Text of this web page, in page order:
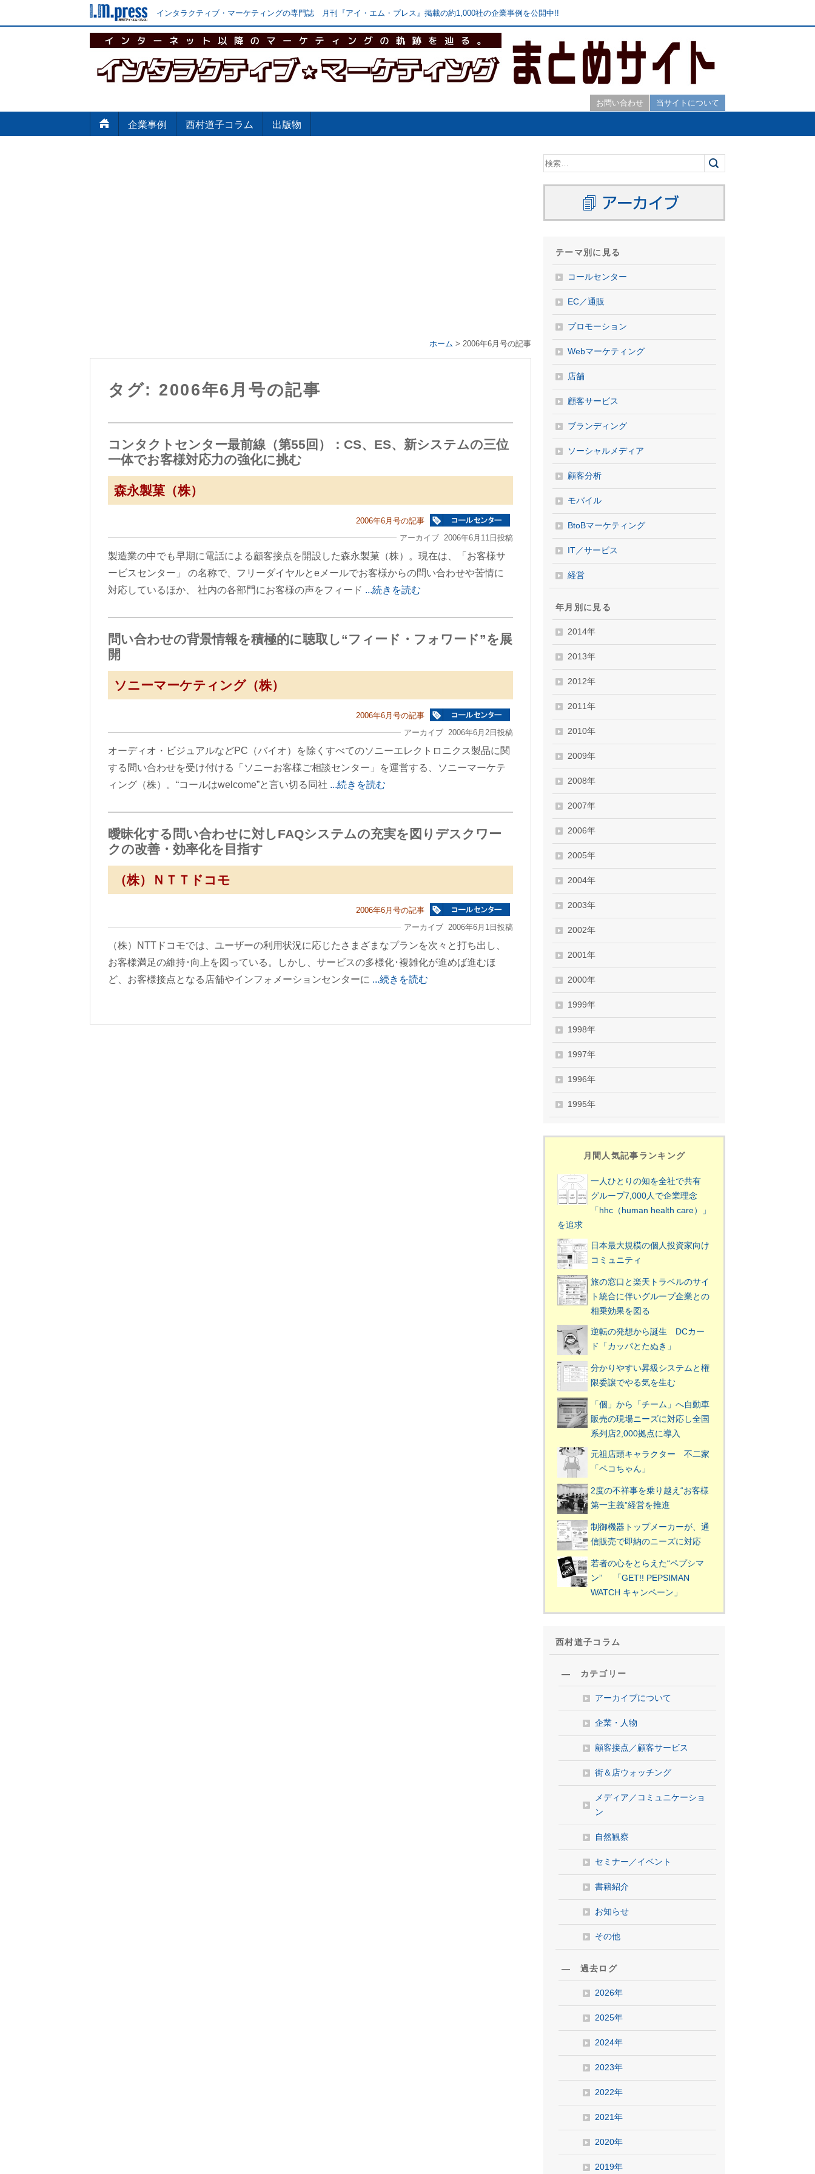
インタラクティブ・マーケティングの専門誌 月刊『アイ・エム・プレス』掲載の約1,000社の企業事例を公開中!!
お問い合わせ 当サイトについて
企業事例 西村道子コラム 出版物
ホーム > 2006年6月号の記事
タグ: 2006年6月号の記事
コンタクトセンター最前線（第55回）：CS、ES、新システムの三位
一体でお客様対応力の強化に挑む
森永製菓（株）
2006年6月号の記事
アーカイブ 2006年6月11日投稿
製造業の中でも早期に電話による顧客接点を開設した森永製菓（株）。現在は、「お客様サ
ービスセンター」 の名称で、フリーダイヤルとeメールでお客様からの問い合わせや苦情に
対応しているほか、 社内の各部門にお客様の声をフィード ...続きを読む
問い合わせの背景情報を積極的に聴取し“フィード・フォワード”を展
開
ソニーマーケティング（株）
2006年6月号の記事
アーカイブ 2006年6月2日投稿
オーディオ・ビジュアルなどPC（バイオ）を除くすべてのソニーエレクトロニクス製品に関
する問い合わせを受け付ける「ソニーお客様ご相談センター」を運営する、ソニーマーケテ
ィング（株）。“コールはwelcome”と言い切る同社 ...続きを読む
曖昧化する問い合わせに対しFAQシステムの充実を図りデスクワー
クの改善・効率化を目指す
（株）ＮＴＴドコモ
2006年6月号の記事
アーカイブ 2006年6月1日投稿
（株）NTTドコモでは、ユーザーの利用状況に応じたさまざまなプランを次々と打ち出し、
お客様満足の維持･向上を図っている。しかし、サービスの多様化･複雑化が進めば進むほ
ど、お客様接点となる店舗やインフォメーションセンターに ...続きを読む
テーマ別に見る
コールセンター
EC／通販
プロモーション
Webマーケティング
店舗
顧客サービス
ブランディング
ソーシャルメディア
顧客分析
モバイル
BtoBマーケティング
IT／サービス
経営
年月別に見る
2014年
2013年
2012年
2011年
2010年
2009年
2008年
2007年
2006年
2005年
2004年
2003年
2002年
2001年
2000年
1999年
1998年
1997年
1996年
1995年
月間人気記事ランキング
一人ひとりの知を全社で共有
グループ7,000人で企業理念
「hhc（human health care）」
を追求
日本最大規模の個人投資家向け
コミュニティ
旅の窓口と楽天トラベルのサイ
ト統合に伴いグループ企業との
相乗効果を図る
逆転の発想から誕生 DCカー
ド「カッパとたぬき」
分かりやすい昇級システムと権
限委譲でやる気を生む
「個」から「チーム」へ自動車
販売の現場ニーズに対応し全国
系列店2,000拠点に導入
元祖店頭キャラクター 不二家
「ペコちゃん」
2度の不祥事を乗り越え“お客様
第一主義”経営を推進
制御機器トップメーカーが、通
信販売で即納のニーズに対応
若者の心をとらえた“ペプシマ
ン” 「GET!! PEPSIMAN
WATCH キャンペーン」
西村道子コラム
― カテゴリー
アーカイブについて
企業・人物
顧客接点／顧客サービス
街＆店ウォッチング
メディア／コミュニケーショ
ン
自然観察
セミナー／イベント
書籍紹介
お知らせ
その他
― 過去ログ
2026年
2025年
2024年
2023年
2022年
2021年
2020年
2019年